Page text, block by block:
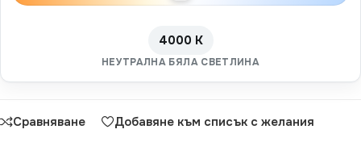
4000 K
НЕУТРАЛНА БЯЛА СВЕТЛИНА
Сравняване Добавяне към списък с желания